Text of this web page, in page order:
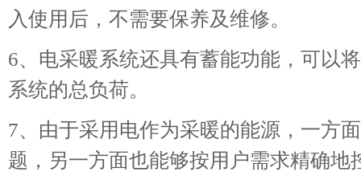
入使用后，不需要保养及维修。
6、电采暖系统还具有蓄能功能，可以
系统的总负荷。
7、由于采用电作为采暖的能源，一方
题，另一方面也能够按用户需求精确